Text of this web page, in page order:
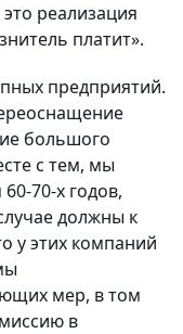
реализация
платит».
предприятий.
большого
с тем, мы
70-х годов,
должны к
у этих компаний
мер, в том
в